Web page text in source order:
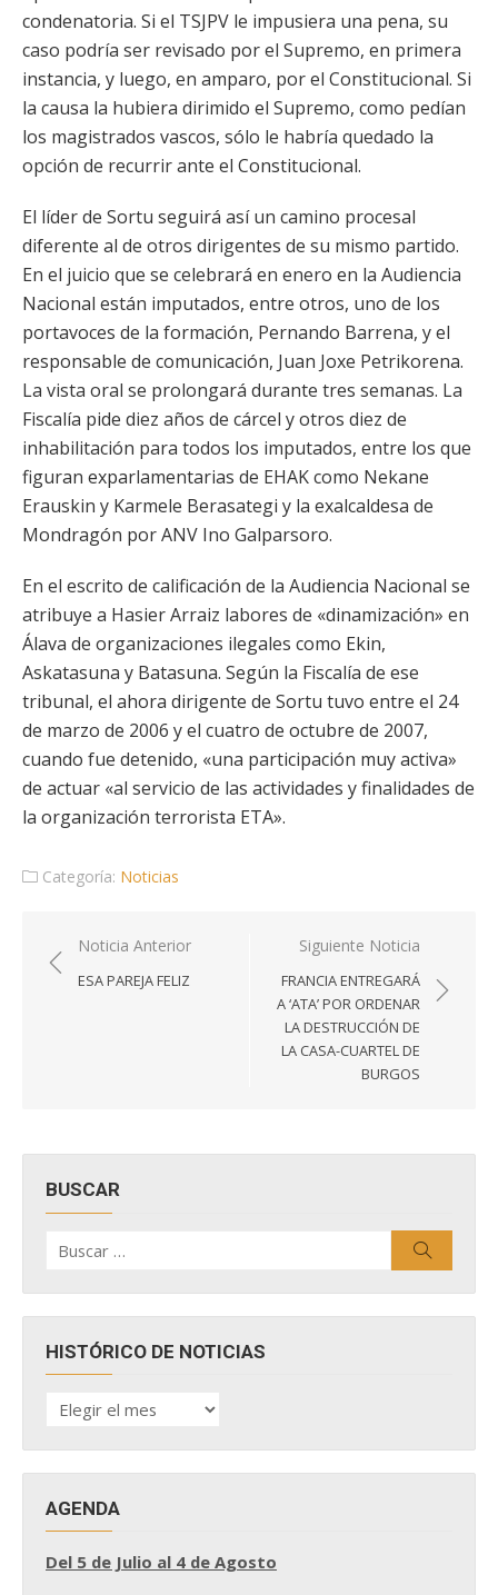
condenatoria. Si el TSJPV le impusiera una pena, su
caso podría ser revisado por el Supremo, en primera
instancia, y luego, en amparo, por el Constitucional. Si
la causa la hubiera dirimido el Supremo, como pedían
los magistrados vascos, sólo le habría quedado la
opción de recurrir ante el Constitucional.
El líder de Sortu seguirá así un camino procesal
diferente al de otros dirigentes de su mismo partido.
En el juicio que se celebrará en enero en la Audiencia
Nacional están imputados, entre otros, uno de los
portavoces de la formación, Pernando Barrena, y el
responsable de comunicación, Juan Joxe Petrikorena.
La vista oral se prolongará durante tres semanas. La
Fiscalía pide diez años de cárcel y otros diez de
inhabilitación para todos los imputados, entre los que
figuran exparlamentarias de EHAK como Nekane
Erauskin y Karmele Berasategi y la exalcaldesa de
Mondragón por ANV Ino Galparsoro.
En el escrito de calificación de la Audiencia Nacional se
atribuye a Hasier Arraiz labores de «dinamización» en
Álava de organizaciones ilegales como Ekin,
Askatasuna y Batasuna. Según la Fiscalía de ese
tribunal, el ahora dirigente de Sortu tuvo entre el 24
de marzo de 2006 y el cuatro de octubre de 2007,
cuando fue detenido, «una participación muy activa»
de actuar «al servicio de las actividades y finalidades de
la organización terrorista ETA».
Categoría: Noticias
Navegación
de
Noticia Anterior
ESA PAREJA FELIZ
Siguiente Noticia
FRANCIA ENTREGARÁ
A ‘ATA’ POR ORDENAR
LA DESTRUCCIÓN DE
LA CASA-CUARTEL DE
BURGOS
BUSCAR
por:
HISTÓRICO DE NOTICIAS
HISTÓRICO
DE
AGENDA
Del 5 de Julio al 4 de Agosto